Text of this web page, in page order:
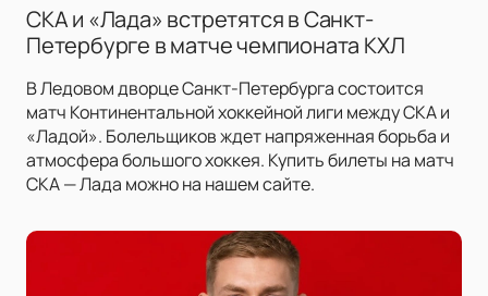
СКА и «Лада» встретятся в Санкт-
Петербурге в матче чемпионата КХЛ
В Ледовом дворце Санкт-Петербурга состоится
матч Континентальной хоккейной лиги между СКА и
«Ладой». Болельщиков ждет напряженная борьба и
атмосфера большого хоккея. Купить билеты на матч
СКА — Лада можно на нашем сайте.